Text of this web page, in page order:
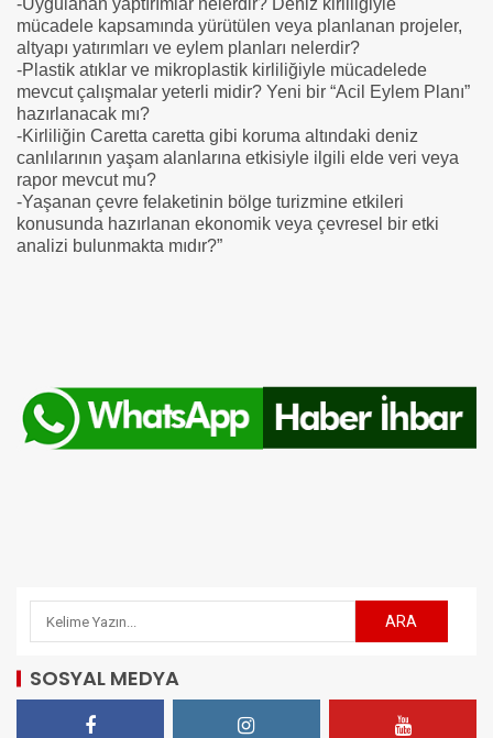
-Uygulanan yaptırımlar nelerdir? Deniz kirliliğiyle
mücadele kapsamında yürütülen veya planlanan projeler,
altyapı yatırımları ve eylem planları nelerdir?
-Plastik atıklar ve mikroplastik kirliliğiyle mücadelede
mevcut çalışmalar yeterli midir? Yeni bir “Acil Eylem Planı”
hazırlanacak mı?
-Kirliliğin Caretta caretta gibi koruma altındaki deniz
canlılarının yaşam alanlarına etkisiyle ilgili elde veri veya
rapor mevcut mu?
-Yaşanan çevre felaketinin bölge turizmine etkileri
konusunda hazırlanan ekonomik veya çevresel bir etki
analizi bulunmakta mıdır?”
SOSYAL MEDYA